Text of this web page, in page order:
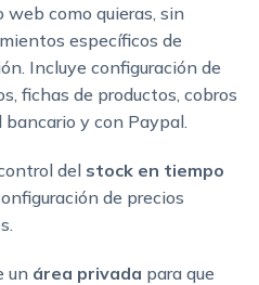
web como quieras, sin
específicos de
Incluye configuración de
fichas de productos, cobros
y con Paypal.
del stock en tiempo
de precios
un área privada para que